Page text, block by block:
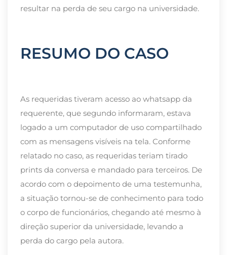
resultar na perda de seu cargo na universidade.
RESUMO DO CASO
As requeridas tiveram acesso ao whatsapp da
requerente, que segundo informaram, estava
logado a um computador de uso compartilhado
com as mensagens visíveis na tela. Conforme
relatado no caso, as requeridas teriam tirado
prints da conversa e mandado para terceiros. De
acordo com o depoimento de uma testemunha,
a situação tornou-se de conhecimento para todo
o corpo de funcionários, chegando até mesmo à
direção superior da universidade, levando a
perda do cargo pela autora.